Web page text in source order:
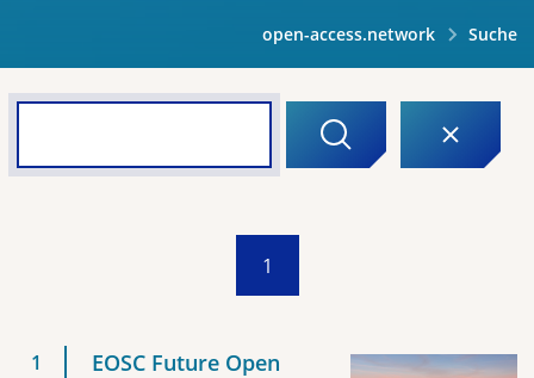
open-access.network Suche
1
EOSC Future Open